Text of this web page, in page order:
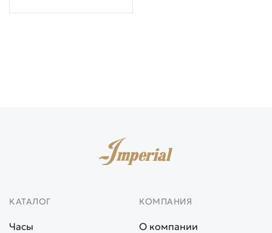
КАТАЛОГ
Часы
КОМПАНИЯ
О компании